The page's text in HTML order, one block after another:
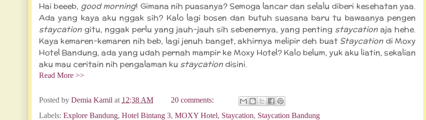
Hai beeeb, good morning! Gimana nih puasanya? Semoga lancar dan selalu diberi kesehatan yaa.
Ada yang kaya aku nggak sih? Kalo lagi bosen dan butuh suasana baru tu bawaanya pengen
staycation gitu, nggak perlu yang jauh-jauh sih sebenernya, yang penting staycation aja hehe.
Kaya kemaren-kemaren nih beb, lagi jenuh banget, akhirnya melipir deh buat Staycation di Moxy
Hotel Bandung, ada yang udah pernah mampir ke Moxy Hotel? Kalo belum, yuk aku liatin, sekalian
aku mau ceritain nih pengalaman ku staycation disini.
Read More >>
Posted by Demia Kamil at 12:38 AM
20 comments:
Labels: Explore Bandung, Hotel Bintang 3, MOXY Hotel, Staycation, Staycation Bandung